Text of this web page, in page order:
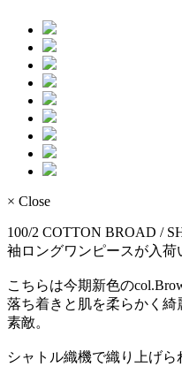
× Close
100/2 COTTON BROAD /
袖ロングワンピースが入荷
こちらは今期新色の
落ち着きと肌を柔らかく
素敵。
シャトル織機で織り上げら